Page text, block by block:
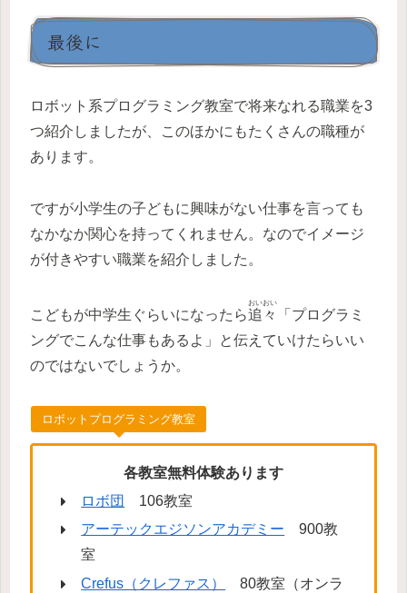
最後に
ロボット系プログラミング教室で将来なれる職業を3
つ紹介しましたが、このほかにもたくさんの職種が
あります。
ですが小学生の子どもに興味がない仕事を言っても
なかなか関心を持ってくれません。なのでイメージ
が付きやすい職業を紹介しました。
こどもが中学生ぐらいになったら追々
おいおい
「プログラミ
ングでこんな仕事もあるよ」と伝えていけたらいい
のではないでしょうか。
ロボットプログラミング教室
各教室無料体験あります
ロボ団
106教室
アーテックエジソンアカデミー 900教
室
Crefus（クレファス）
80教室（オンラ